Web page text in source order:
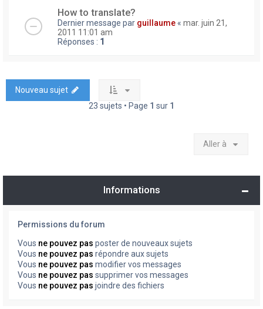
How to translate?
Dernier message par guillaume « mar. juin 21,
2011 11:01 am
Réponses : 1
Nouveau sujet
23 sujets • Page 1 sur 1
Aller à
Informations
Permissions du forum
Vous ne pouvez pas poster de nouveaux sujets
Vous ne pouvez pas répondre aux sujets
Vous ne pouvez pas modifier vos messages
Vous ne pouvez pas supprimer vos messages
Vous ne pouvez pas joindre des fichiers